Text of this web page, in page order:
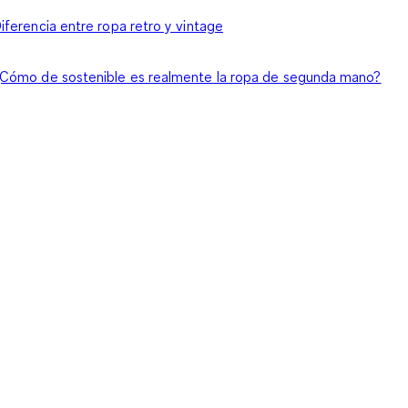
entre ropa retro y vintage
de sostenible es realmente la ropa de segunda mano?